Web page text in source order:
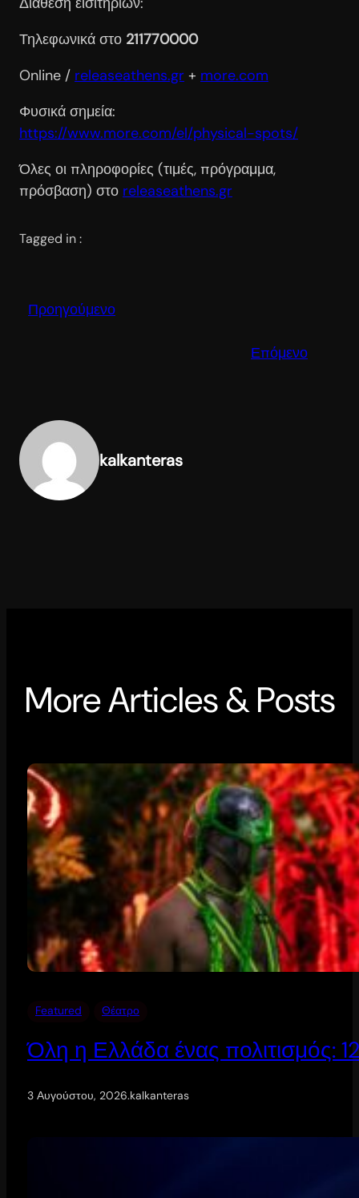
Τηλεφωνικά στο 211770000
Online / releaseathens.gr + more.com
Φυσικά σημεία:
https://www.more.com/el/physical-spots/
Όλες οι πληροφορίες (τιμές, πρόγραμμα,
πρόσβαση) στο releaseathens.gr
Tagged in :
Προηγούμενο
Επόμενο
kalkanteras
More Articles & Posts
Featured Θέατρο
Όλη η Ελλάδα ένας πολιτισμός:
3 Αυγούστου, 2026.kalkanteras